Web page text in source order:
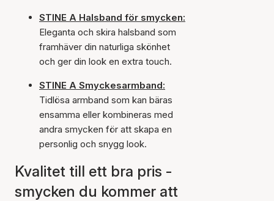
STINE A Halsband för smycken:
Eleganta och skira halsband som
framhäver din naturliga skönhet
och ger din look en extra touch.
STINE A Smyckesarmband:
Tidlösa armband som kan bäras
ensamma eller kombineras med
andra smycken för att skapa en
personlig och snygg look.
Kvalitet till ett bra pris -
smycken du kommer att